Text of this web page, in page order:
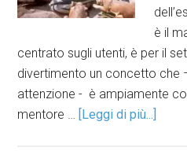
è il
centrato sugli utenti, è per il
divertimento un concetto che
attenzione - è ampiamente
mentore … [Leggi di più...]